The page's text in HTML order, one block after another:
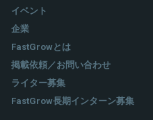
関連情報をみる
イベント
企業
FastGrowとは
掲載依頼／お問い合わせ
ライター募集
FastGrow長期インターン募集